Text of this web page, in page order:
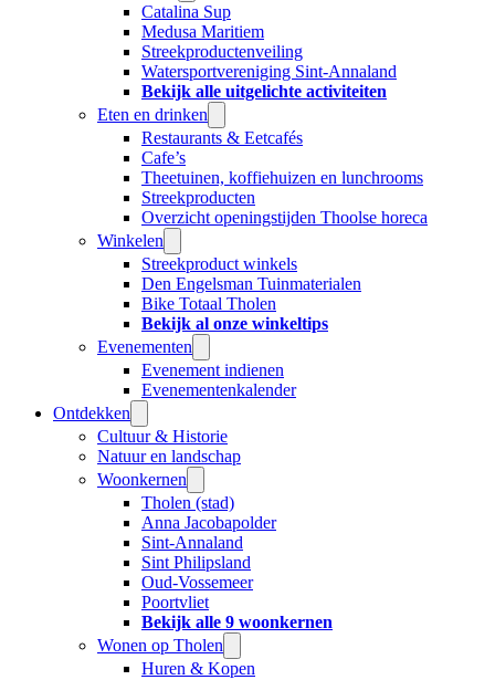
Catalina Sup
Medusa Maritiem
Streekproductenveiling
Watersportvereniging Sint-Annaland
Bekijk alle uitgelichte activiteiten
Eten en drinken
Restaurants & Eetcafés
Cafe’s
Theetuinen, koffiehuizen en lunchrooms
Streekproducten
Overzicht openingstijden Thoolse horeca
Winkelen
Streekproduct winkels
Den Engelsman Tuinmaterialen
Bike Totaal Tholen
Bekijk al onze winkeltips
Evenementen
Evenement indienen
Evenementenkalender
Ontdekken
Cultuur & Historie
Natuur en landschap
Woonkernen
Tholen (stad)
Anna Jacobapolder
Sint-Annaland
Sint Philipsland
Oud-Vossemeer
Poortvliet
Bekijk alle 9 woonkernen
Wonen op Tholen
Huren & Kopen